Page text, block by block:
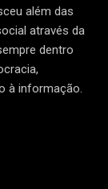
além das
através da
dentro
à informação.